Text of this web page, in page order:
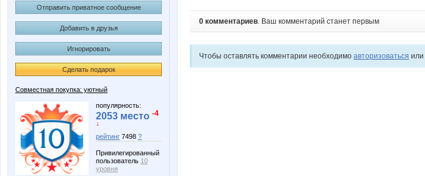
Отправить приватное сообщение
Добавить в друзья
Игнорировать
Сделать подарок
Совместная покупка: уютный
популярность:
2053 место -4
↓
рейтинг 7498 ?
Привилегированный
пользователь 10
уровня
0 комментариев. Ваш комментарий станет первым
Чтобы оставлять комментарии необходимо авторизоваться или